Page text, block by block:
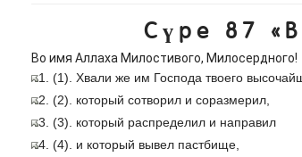
Сүре 87
Во имя Аллаха Милостивого, Милосердного!
1. (1). Хвали же им Господа твоего
2. (2). который сотворил и соразмерил,
3. (3). который распределил и направил
4. (4). и который вывел пастбище,